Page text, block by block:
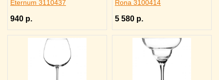
Eternum 3110437
940 р.
Rona 3100414
5 580 р.